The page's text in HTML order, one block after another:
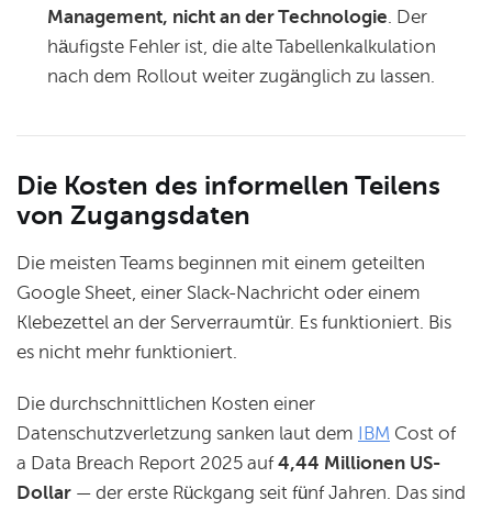
Management, nicht an der Technologie. Der
häufigste Fehler ist, die alte Tabellenkalkulation
nach dem Rollout weiter zugänglich zu lassen.
Die Kosten des informellen Teilens
von Zugangsdaten
Die meisten Teams beginnen mit einem geteilten
Google Sheet, einer Slack-Nachricht oder einem
Klebezettel an der Serverraumtür. Es funktioniert. Bis
es nicht mehr funktioniert.
Die durchschnittlichen Kosten einer
Datenschutzverletzung sanken laut dem
IBM Cost of
a Data Breach Report 2025 auf4,44 Millionen US-
Dollar — der erste Rückgang seit fünf Jahren. Das sind